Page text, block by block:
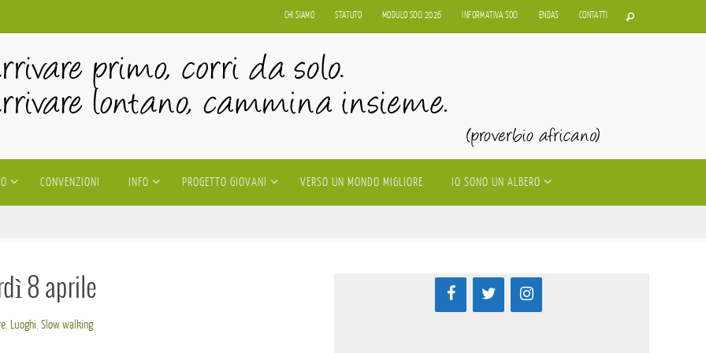
CHI SIAMO STATUTO MODULO SOCI 2026 INFORMATIVA SOCI ENDAS CONTATTI
CONVENZIONI INFO PROGETTO GIOVANI VERSO UN MONDO MIGLIORE IO SONO UN ALBERO
8 aprile
, Luoghi,Slow walking